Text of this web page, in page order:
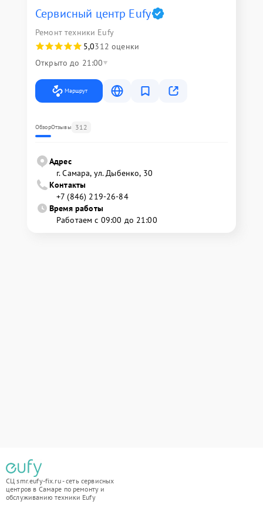
Сервисный центр Eufy
Ремонт техники Eufy
5,0312 оценки
Открыто до 21:00
Маршрут
ОбзорОтзывы 312
Адрес
г. Самара, ул. Дыбенко, 30
Контакты
+7 (846) 219-26-84
Время работы
Работаем с 09:00 до 21:00
СЦ smr.eufy-fix.ru - сеть сервисных
центров в Самаре по ремонту и
обслуживанию техники Eufy